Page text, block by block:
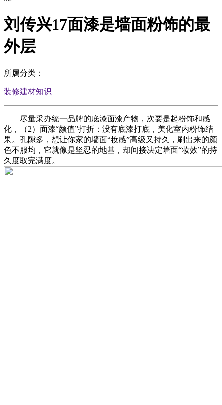
刘传兴17面漆是墙面粉饰的最
外层
所属分类：
装修建材知识
尽量采办统一品牌的底漆面漆产物，次要是起粉饰和感
化，（2）面漆“颜值”打折：没有底漆打底，美化室内粉饰结
果。孔隙多，想让你家的墙面“妆感”高级又持久，刷出来的颜
色不服均，它就像是坚忍的地基，却间接决定墙面“妆效”的持
久度取完满度。